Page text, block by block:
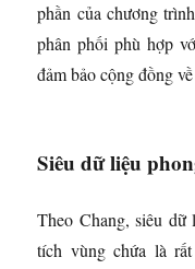
phần của chương
phân phối phù hợp
đảm bảo cộng đồng
Siêu dữ liệu
Theo Chang, siêu
tích vùng chứa là